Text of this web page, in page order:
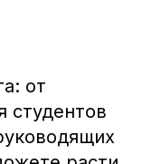
от
студентов